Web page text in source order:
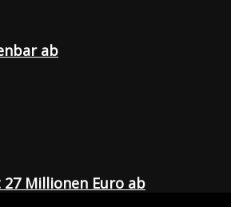
ab
27 Millionen Euro ab